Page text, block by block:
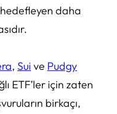
hedefleyen daha
, Sui ve Pudgy
ETF’ler için zaten
birkaçı,